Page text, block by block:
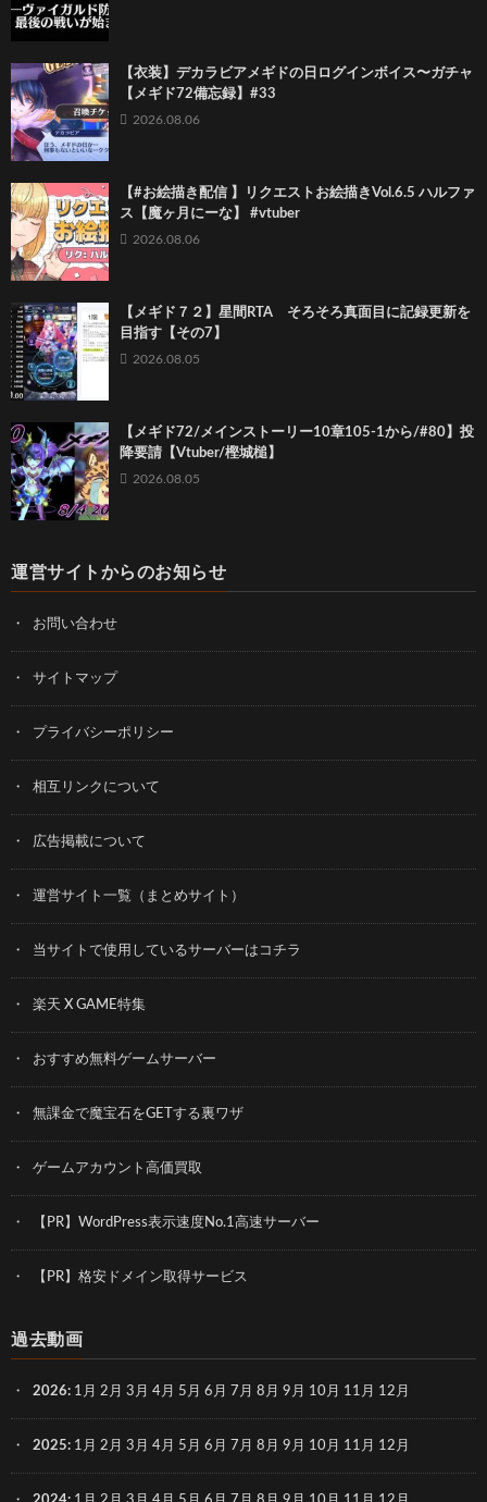
【衣装】デカラビアメギドの日ログインボイス〜ガチャ
【メギド72備忘録】#33
2026.08.06
【#お絵描き配信 】リクエストお絵描きVol.6.5 ハルファ
ス【魔ヶ月にーな】 #vtuber
2026.08.06
【メギド７２】星間RTA そろそろ真面目に記録更新を
目指す【その7】
2026.08.05
【メギド72/メインストーリー10章105-1から/#80】投
降要請【Vtuber/樫城槌】
2026.08.05
運営サイトからのお知らせ
お問い合わせ
サイトマップ
プライバシーポリシー
相互リンクについて
広告掲載について
運営サイト一覧（まとめサイト）
当サイトで使用しているサーバーはコチラ
楽天 X GAME特集
おすすめ無料ゲームサーバー
無課金で魔宝石をGETする裏ワザ
ゲームアカウント高価買取
【PR】WordPress表示速度No.1高速サーバー
【PR】格安ドメイン取得サービス
過去動画
2026: 1月 2月 3月 4月 5月 6月 7月 8月 9月 10月 11月 12月
2025: 1月 2月 3月 4月 5月 6月 7月 8月 9月 10月 11月 12月